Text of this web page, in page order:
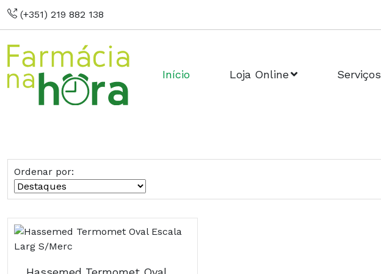
(+351) 219 882 138
Início Loja Online Serviços
Ordenar por: